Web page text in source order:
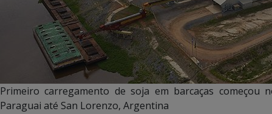
Primeiro carregamento de soja em barcaças começou
Paraguai até San Lorenzo, Argentina